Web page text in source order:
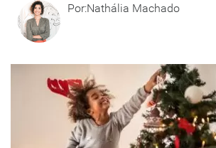
Por:Nathália Machado